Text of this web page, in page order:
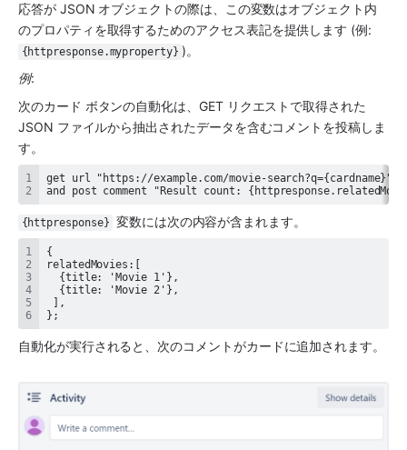
応答が JSON オブジェクトの際は、この変数はオブジェクト内
{httpresponse.myproperty} )。
例:
次のカード ボタンの自動化は、GET リクエストで取得された
JSON ファイルから抽出されたデータを含むコメントを投稿しま
す。
and post comment "Result count:
{httpresponse} 変数には次の内容が含まれます。
};
自動化が実行されると、次のコメントがカードに追加されます。